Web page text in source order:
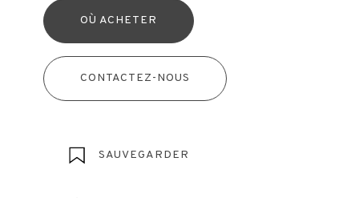
OÙ ACHETER
CONTACTEZ-NOUS
SAUVEGARDER